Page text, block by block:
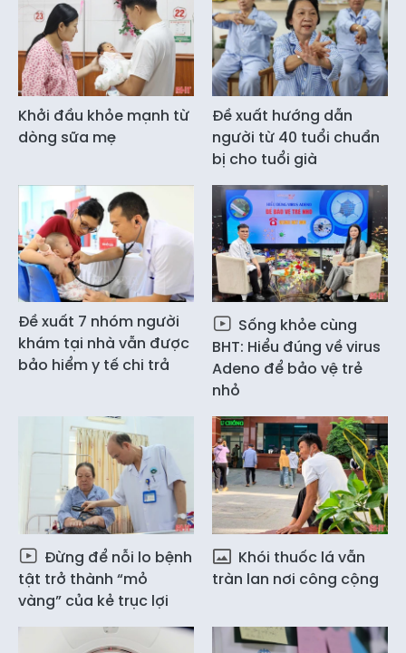
Khởi đầu khỏe mạnh từ
dòng sữa mẹ
Đề xuất hướng dẫn
người từ 40 tuổi chuẩn
bị cho tuổi già
Đề xuất 7 nhóm người
khám tại nhà vẫn được
bảo hiểm y tế chi trả
Sống khỏe cùng
BHT: Hiểu đúng về virus
Adeno để bảo vệ trẻ
nhỏ
Đừng để nỗi lo bệnh
tật trở thành “mỏ
vàng” của kẻ trục lợi
Khói thuốc lá vẫn
tràn lan nơi công cộng